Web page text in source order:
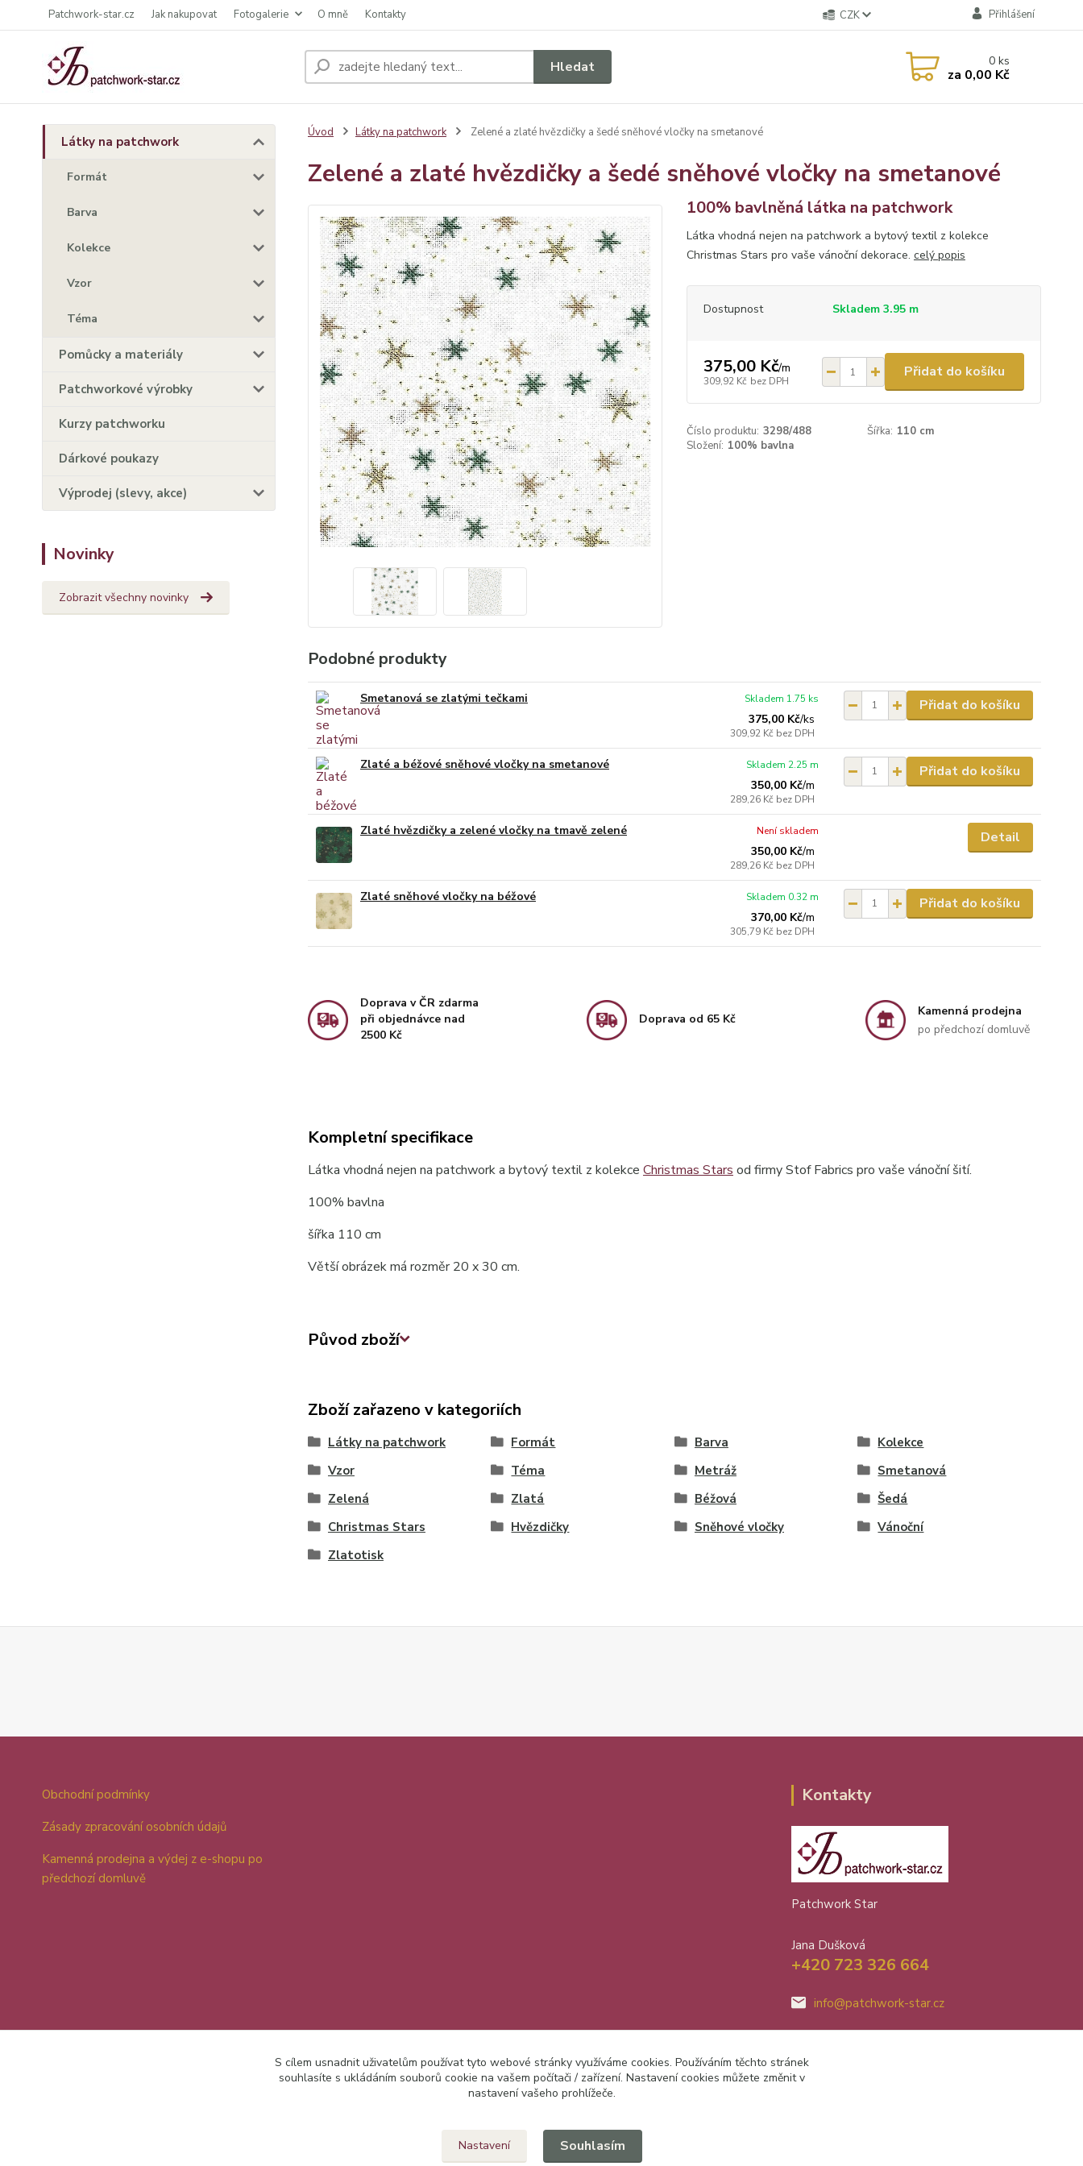
Patchwork-star.cz Jak nakupovat Fotogalerie O mně Kontakty CZK Přihlášení
Hledat 0ks
za 0,00 Kč
Látky na patchwork
Formát
Barva
Kolekce
Vzor
Téma
Pomůcky a materiály
Patchworkové výrobky
Kurzy patchworku
Dárkové poukazy
Výprodej (slevy, akce)
Novinky
Zobrazit všechny novinky
Úvod Látky na patchwork Zelené a zlaté hvězdičky a šedé sněhové vločky na smetanové
Zelené a zlaté hvězdičky a šedé sněhové vločky na smetanové
100% bavlněná látka na patchwork
Látka vhodná nejen na patchwork a bytový textil z kolekce
Christmas Stars pro vaše vánoční dekorace. celý popis
Dostupnost Skladem 3.95 m
375,00 Kč/m
309,92 Kč bez DPH
Přidat do košíku
Číslo produktu: 3298/488 Šířka: 110 cm
Složení: 100% bavlna
Podobné produkty
Smetanová se zlatými tečkami
375,00 Kč/ks
309,92 Kč bez DPH
Skladem 1.75 ks Přidat do košíku
Zlaté a béžové sněhové vločky na smetanové
350,00 Kč/m
289,26 Kč bez DPH
Skladem 2.25 m Přidat do košíku
Zlaté hvězdičky a zelené vločky na tmavě zelené
350,00 Kč/m
289,26 Kč bez DPH
Není skladem Detail
Zlaté sněhové vločky na béžové
370,00 Kč/m
305,79 Kč bez DPH
Skladem 0.32 m Přidat do košíku
Doprava v ČR zdarma
při objednávce nad
2500 Kč
Doprava od 65 Kč
Kamenná prodejna
po předchozí domluvě
Kompletní specifikace
Látka vhodná nejen na patchwork a bytový textil z kolekce Christmas Stars od firmy Stof Fabrics pro vaše vánoční šití.
100% bavlna
šířka 110 cm
Větší obrázek má rozměr 20 x 30 cm.
Původ zboží
Zboží zařazeno v kategoriích
Látky na patchwork Formát Barva
Kolekce
Vzor
Téma Metráž
Smetanová
Zelená
Zlatá Béžová
Šedá
Christmas Stars
Hvězdičky Sněhové vločky
Vánoční
Zlatotisk
Obchodní podmínky
Zásady zpracování osobních údajů
Kamenná prodejna a výdej z e-shopu po
předchozí domluvě
Kontakty
Patchwork Star
Jana Dušková
+420 723 326 664
info@patchwork-star.cz
Upravit sběr cookies.
S cílem usnadnit uživatelům používat tyto webové stránky využíváme cookies. Používáním těchto stránek
souhlasíte s ukládáním souborů cookie na vašem počítači / zařízení. Nastavení cookies můžete změnit v
nastavení vašeho prohlížeče.
Nastavení Souhlasím